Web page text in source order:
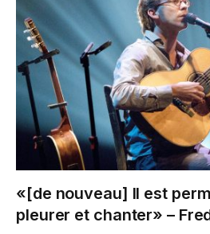
«[de nouveau] Il est
pleurer et chanter» –